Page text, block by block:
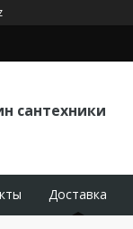
сантехники
Доставка